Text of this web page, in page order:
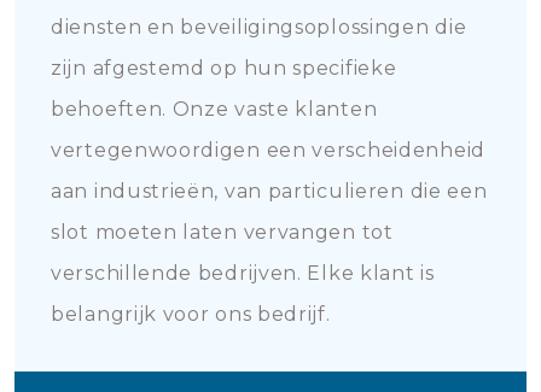
diensten en beveiligingsoplossingen die
zijn afgestemd op hun specifieke
behoeften. Onze vaste klanten
vertegenwoordigen een verscheidenheid
aan industrieën, van particulieren die een
slot moeten laten vervangen tot
verschillende bedrijven. Elke klant is
belangrijk voor ons bedrijf.